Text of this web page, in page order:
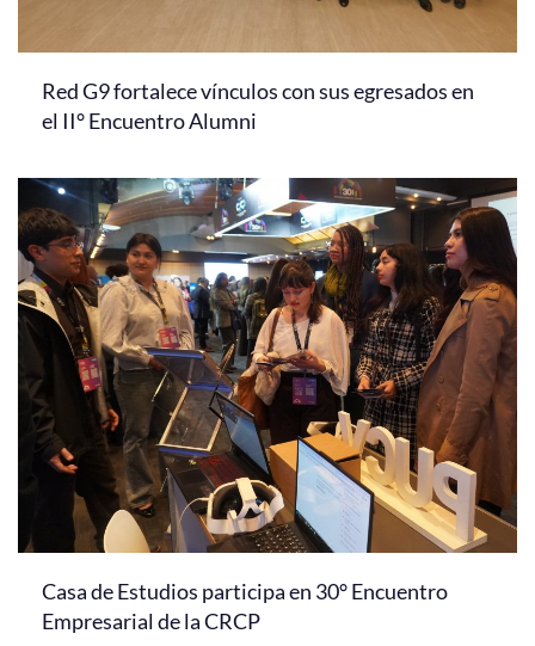
Red G9 fortalece vínculos con sus egresados en
el II° Encuentro Alumni
Casa de Estudios participa en 30° Encuentro
Empresarial de la CRCP